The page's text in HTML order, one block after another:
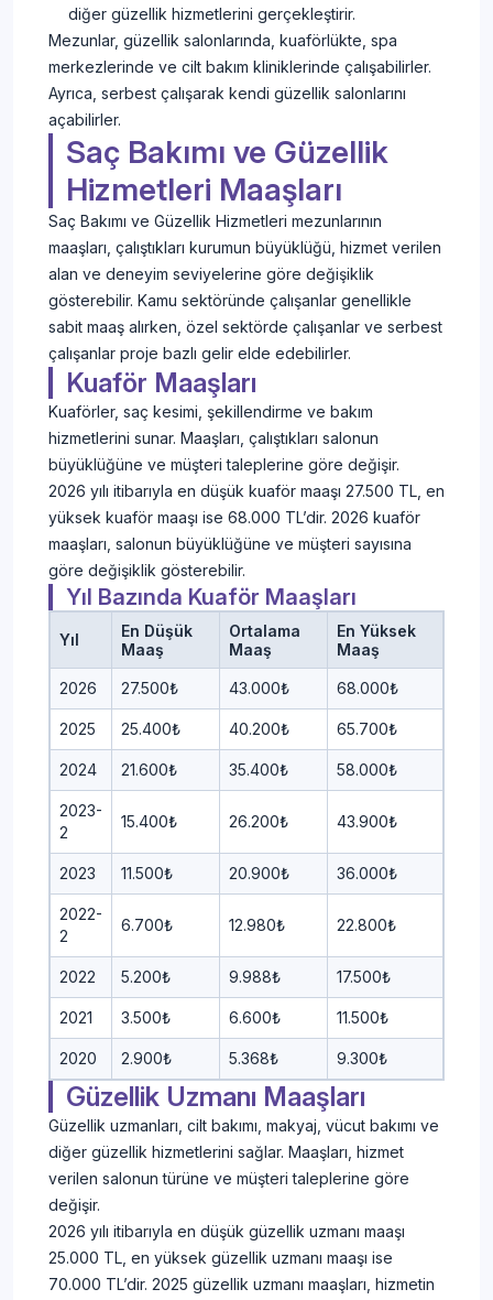
diğer güzellik hizmetlerini gerçekleştirir.
Mezunlar, güzellik salonlarında, kuaförlükte, spa
merkezlerinde ve cilt bakım kliniklerinde çalışabilirler.
Ayrıca, serbest çalışarak kendi güzellik salonlarını
açabilirler.
Saç Bakımı ve Güzellik
Hizmetleri Maaşları
Saç Bakımı ve Güzellik Hizmetleri mezunlarının
maaşları, çalıştıkları kurumun büyüklüğü, hizmet verilen
alan ve deneyim seviyelerine göre değişiklik
gösterebilir. Kamu sektöründe çalışanlar genellikle
sabit maaş alırken, özel sektörde çalışanlar ve serbest
çalışanlar proje bazlı gelir elde edebilirler.
Kuaför Maaşları
Kuaförler, saç kesimi, şekillendirme ve bakım
hizmetlerini sunar. Maaşları, çalıştıkları salonun
büyüklüğüne ve müşteri taleplerine göre değişir.
2026 yılı itibarıyla en düşük kuaför maaşı 27.500 TL, en
yüksek kuaför maaşı ise 68.000 TL’dir. 2026 kuaför
maaşları, salonun büyüklüğüne ve müşteri sayısına
göre değişiklik gösterebilir.
Yıl Bazında Kuaför Maaşları
Yıl
En Düşük
Maaş
Ortalama
Maaş
En Yüksek
Maaş
2026 27.500₺ 43.000₺ 68.000₺
2025 25.400₺ 40.200₺ 65.700₺
2024 21.600₺ 35.400₺ 58.000₺
2023-
2
15.400₺ 26.200₺ 43.900₺
2023 11.500₺ 20.900₺ 36.000₺
2022-
2
6.700₺ 12.980₺ 22.800₺
2022 5.200₺ 9.988₺ 17.500₺
2021 3.500₺ 6.600₺ 11.500₺
2020 2.900₺ 5.368₺ 9.300₺
Güzellik Uzmanı Maaşları
Güzellik uzmanları, cilt bakımı, makyaj, vücut bakımı ve
diğer güzellik hizmetlerini sağlar. Maaşları, hizmet
verilen salonun türüne ve müşteri taleplerine göre
değişir.
2026 yılı itibarıyla en düşük güzellik uzmanı maaşı
25.000 TL, en yüksek güzellik uzmanı maaşı ise
70.000 TL’dir. 2025 güzellik uzmanı maaşları, hizmetin